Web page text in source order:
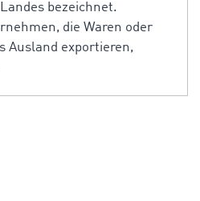
bezeichnet.
die Waren oder
Ausland exportieren,